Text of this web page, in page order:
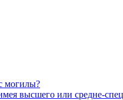
могилы?
высшего или средне-